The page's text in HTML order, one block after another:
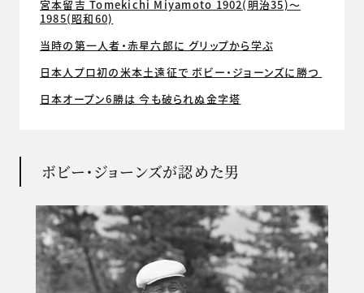
ボビー・ジョーンズが認めた男
宮本留吉 Tomekichi Miyamoto 1902(明治35)～
1985(昭和60)
当時の第一人者・赤星六郎に グリップから学ぶ
日本人プロ初の米本土遠征で ボビー・ジョーンズに勝つ
日本オープン6勝は 今も破られぬ金字塔